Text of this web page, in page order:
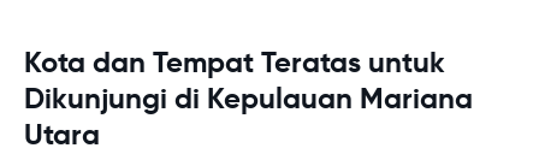
Kota dan Tempat Teratas untuk
Dikunjungi di Kepulauan Mariana
Utara